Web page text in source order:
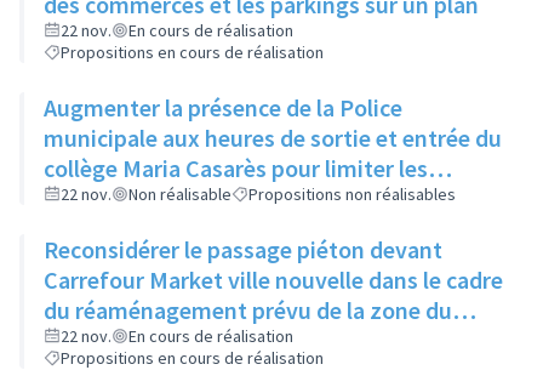
22 nov.
En cours de réalisation
Propositions en cours de réalisation
Augmenter la présence de la Police
municipale aux heures de sortie et entrée du
collège Maria Casarès pour limiter les
incivilités
22 nov. Non réalisable Propositions non réalisables
Reconsidérer le passage piéton devant
Carrefour Market ville nouvelle dans le cadre
du réaménagement prévu de la zone du
Bottet
22 nov.
En cours de réalisation
Propositions en cours de réalisation